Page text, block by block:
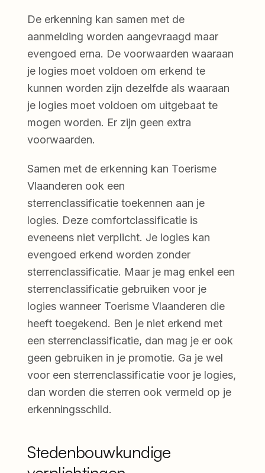
De erkenning kan samen met de
aanmelding worden aangevraagd maar
evengoed erna. De voorwaarden waaraan
je logies moet voldoen om erkend te
kunnen worden zijn dezelfde als waaraan
je logies moet voldoen om uitgebaat te
mogen worden. Er zijn geen extra
voorwaarden.
Samen met de erkenning kan Toerisme
Vlaanderen ook een
sterrenclassificatie toekennen aan je
logies. Deze comfortclassificatie is
eveneens niet verplicht. Je logies kan
evengoed erkend worden zonder
sterrenclassificatie. Maar je mag enkel een
sterrenclassificatie gebruiken voor je
logies wanneer Toerisme Vlaanderen die
heeft toegekend. Ben je niet erkend met
een sterrenclassificatie, dan mag je er ook
geen gebruiken in je promotie. Ga je wel
voor een sterrenclassificatie voor je logies,
dan worden die sterren ook vermeld op je
erkenningsschild.
Stedenbouwkundige